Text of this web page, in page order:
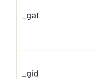
_gat
_gid